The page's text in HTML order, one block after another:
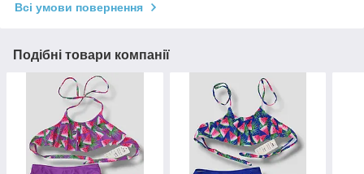
Всі умови повернення
Подібні товари компанії